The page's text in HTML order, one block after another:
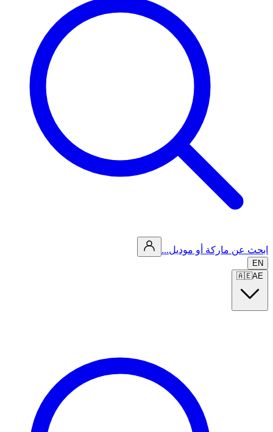
ابحث عن ماركة أو موديل...
EN
🇦🇪AE